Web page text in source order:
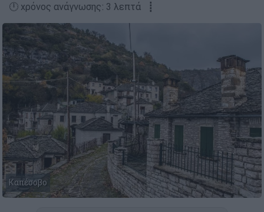
🕛 χρόνος ανάγνωσης: 3 λεπτά ┋
Καπέσοβο